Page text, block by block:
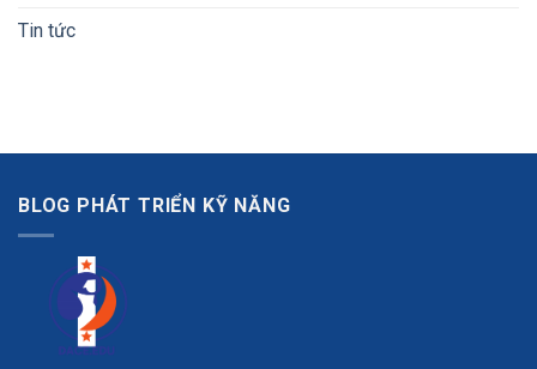
Tin tức
BLOG PHÁT TRIỂN KỸ NĂNG